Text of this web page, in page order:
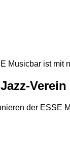
Musicbar ist mit
der ESSE